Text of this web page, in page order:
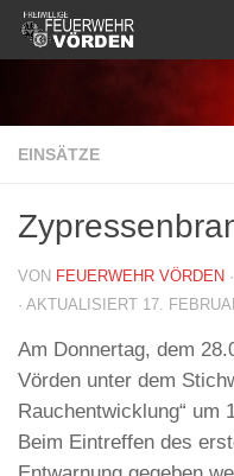
Zum Inhalt springen
EINSÄTZE
VON FEUERWEHR VÖRDEN
· AKTUALISIERT 17.
Am Donnertag, dem
Vörden unter dem
Rauchentwicklung“ um
Beim Eintreffen des